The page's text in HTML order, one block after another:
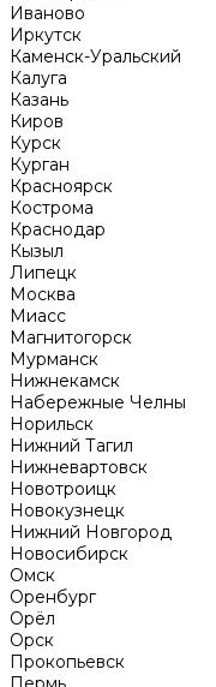
Иваново
Иркутск
Каменск-Уральский
Калуга
Казань
Киров
Курск
Курган
Красноярск
Кострома
Краснодар
Кызыл
Липецк
Москва
Миасс
Магнитогорск
Мурманск
Нижнекамск
Набережные Челны
Норильск
Нижний Тагил
Нижневартовск
Новотроицк
Новокузнецк
Нижний Новгород
Новосибирск
Омск
Оренбург
Орёл
Орск
Прокопьевск